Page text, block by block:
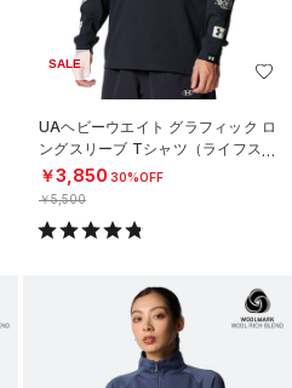
SALE
UAヘビーウエイト グラフィック ロ
ングスリーブ Tシャツ（ライフスタ
イル/MEN）
￥3,850 30%OFF
￥5,500